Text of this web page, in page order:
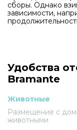
сборы. Однако
зависимости,
Удобства
Bramante
Животные
Размещение с
животными